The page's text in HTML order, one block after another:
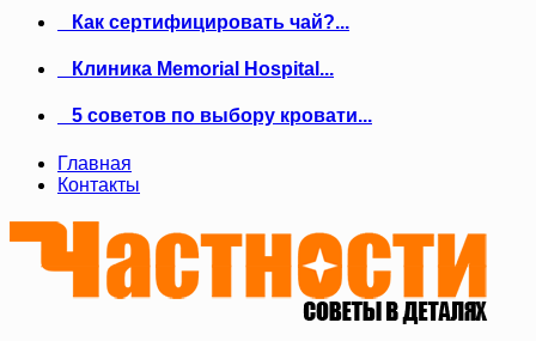
Как сертифицировать чай?...
Клиника Memorial Hospital...
5 советов по выбору кровати...
Главная
Контакты